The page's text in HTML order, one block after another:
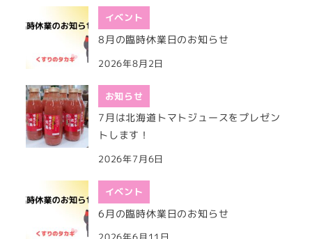
イベント
8月の臨時休業日のお知らせ
2026年8月2日
お知らせ
7月は北海道トマトジュースをプレゼン
トします！
2026年7月6日
イベント
6月の臨時休業日のお知らせ